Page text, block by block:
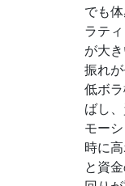
でも
ラテ
が大
振れ
低ボ
ばし
モー
時に
と資